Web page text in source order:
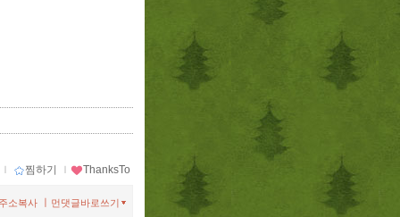
ｌ 찜하기 ｌ ThanksTo
먼댓글바로쓰기
소복사 ㅣ